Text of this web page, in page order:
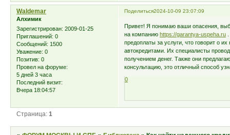
Поделиться2024-10-09 23:07:09
Waldemar
Алхимик
Зарегистрирован: 2009-01-25
Приглашений: 0
Сообщений: 1500
Уважение: 0
Позитив: 0
Провел на форуме:
5 дней 3 часа
Последний визит:
Вчера 18:04:57
Привет! Я понимаю ваши опасения,
на компаниюhttps://garantya-uspeha.ru
предоплаты за услуги, что говорит о
автокредитами. Их специалисты
получением денег. Также они
консультацию, это отличный способ
0
Страница:1